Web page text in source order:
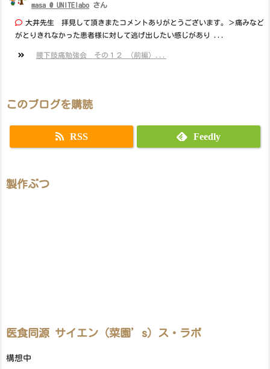
masa @ UNITElabo さん
大井先生 拝見して頂きまたコメントありがとうございます。＞痛みなど
がとりきれなかった患者様に対して逃げ出したい感じがあり ...
腰下肢痛勉強会 その１２ （前編）...
このブログを購読
RSS Feedly
製作ぶつ
医食同源 サイエン（菜園’s）ス・ラボ
構想中